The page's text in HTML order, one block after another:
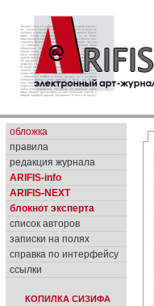
обложка
правила
редакция журнала
ARIFIS-info
ARIFIS-NEXT
блокнот эксперта
список авторов
записки на полях
справка по интерфейсу
ссылки
КОПИЛКА СИЗИФА